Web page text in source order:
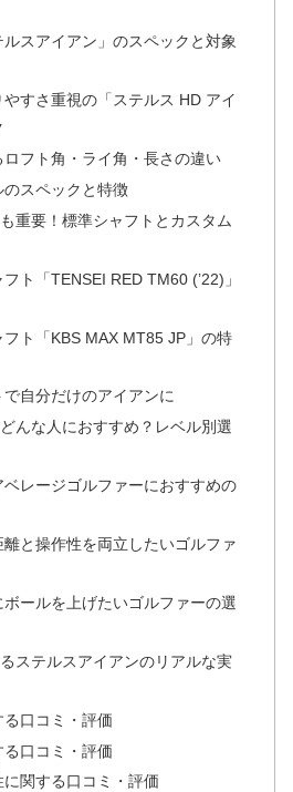
スアイアン」のスペックと対象
すさ重視の「ステルス HD アイ
ロフト角・ライ角・長さの違い
スペックと特徴
重要！標準シャフトとカスタム
ト「TENSEI RED TM60 (’22)」
ト「KBS MAX MT85 JP」の特
自分だけのアイアンに
んな人におすすめ？レベル別選
ベレージゴルファーにおすすめの
と操作性を両立したいゴルファ
ボールを上げたいゴルファーの選
ステルスアイアンのリアルな実
口コミ・評価
口コミ・評価
関する口コミ・評価